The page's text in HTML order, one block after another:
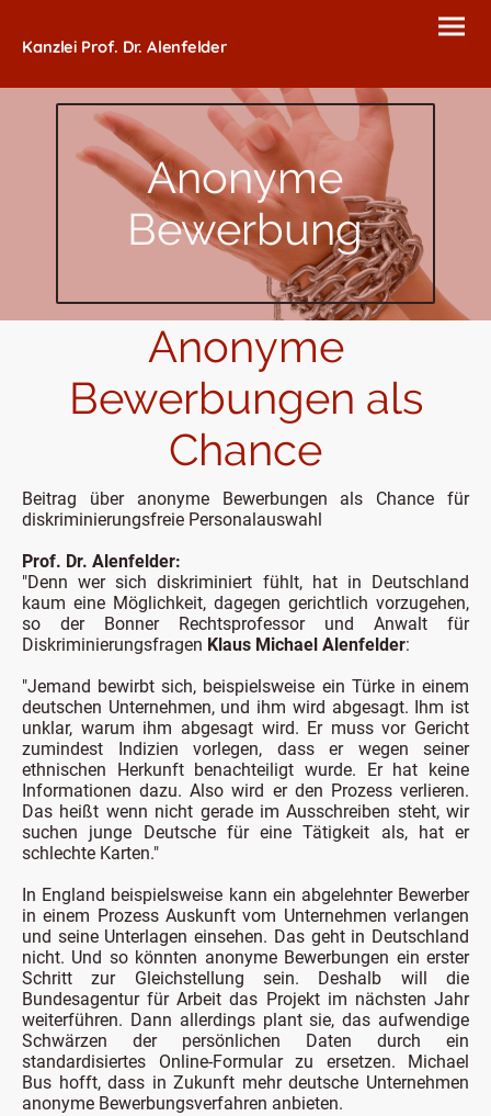
Kanzlei Prof. Dr. Alenfelder
Anonyme
Bewerbung
Anonyme
Bewerbungen als
Chance
Beitrag über anonyme Bewerbungen als Chance für
diskriminierungsfreie Personalauswahl
Prof. Dr. Alenfelder:
"Denn wer sich diskriminiert fühlt, hat in Deutschland
kaum eine Möglichkeit, dagegen gerichtlich vorzugehen,
so der Bonner Rechtsprofessor und Anwalt für
Diskriminierungsfragen Klaus Michael Alenfelder:
"Jemand bewirbt sich, beispielsweise ein Türke in einem
deutschen Unternehmen, und ihm wird abgesagt. Ihm ist
unklar, warum ihm abgesagt wird. Er muss vor Gericht
zumindest Indizien vorlegen, dass er wegen seiner
ethnischen Herkunft benachteiligt wurde. Er hat keine
Informationen dazu. Also wird er den Prozess verlieren.
Das heißt wenn nicht gerade im Ausschreiben steht, wir
suchen junge Deutsche für eine Tätigkeit als, hat er
schlechte Karten."
In England beispielsweise kann ein abgelehnter Bewerber
in einem Prozess Auskunft vom Unternehmen verlangen
und seine Unterlagen einsehen. Das geht in Deutschland
nicht. Und so könnten anonyme Bewerbungen ein erster
Schritt zur Gleichstellung sein. Deshalb will die
Bundesagentur für Arbeit das Projekt im nächsten Jahr
weiterführen. Dann allerdings plant sie, das aufwendige
Schwärzen der persönlichen Daten durch ein
standardisiertes Online-Formular zu ersetzen. Michael
Bus hofft, dass in Zukunft mehr deutsche Unternehmen
anonyme Bewerbungsverfahren anbieten.